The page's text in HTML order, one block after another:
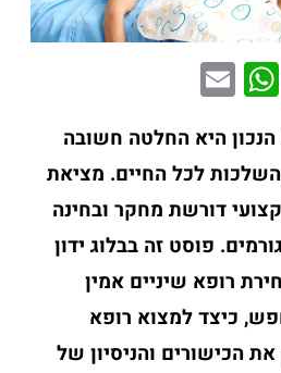
Li
n
n
W
h
at
s
A
p
p
ai
l
הנכוןהיאהחלטה חשובה
השלכותלכלהחיים. מציאת
דורשת מחקר ובחינה
גורמים. פוסטזהבבלוג ידון
רופא שינייםאמין
כיצדלמצוא רופא
אתהכישורים והניסיון של